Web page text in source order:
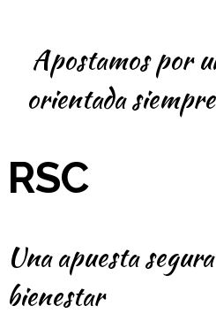
Apostamos por
orientada
RSC
Una apuesta
bienestar